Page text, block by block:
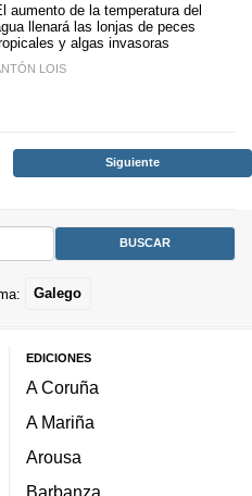
aumento de la temperatura del
llenará las lonjas de peces
y algas invasoras
LOIS
Siguiente
Galego
EDICIONES
A Coruña
A Mariña
Arousa
Barbanza